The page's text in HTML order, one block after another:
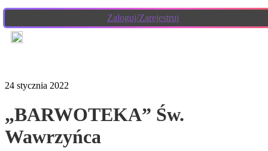
Zaloguj/Zarejestruj
24 stycznia 2022
„BARWOTEKA” Św.
Wawrzyńca